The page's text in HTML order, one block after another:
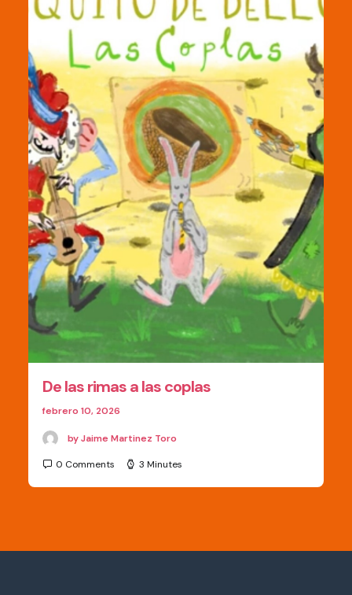
De las rimas a las coplas
febrero 10, 2026
by Jaime Martinez Toro
0 Comments 3 Minutes